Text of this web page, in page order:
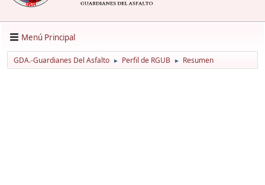
Menú Principal
GDA.-Guardianes Del Asfalto ► Perfil de RGUB ► Resumen